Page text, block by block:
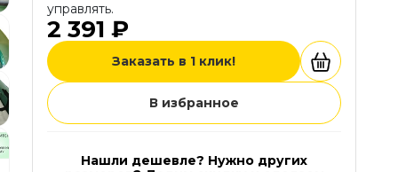
управлять.
2 391 ₽
Заказать в 1 клик!
В избранное
Нашли дешевле? Нужно других